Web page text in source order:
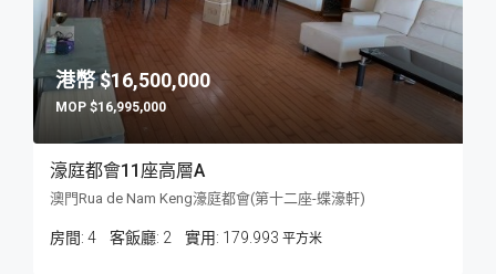
$16,500,000
$16,995,000
濠庭都會11座高層A
澳門Rua de Nam Keng濠庭都會(第十二座-蝶濠軒)
房間: 4 客飯廳: 2 179.993 平方米